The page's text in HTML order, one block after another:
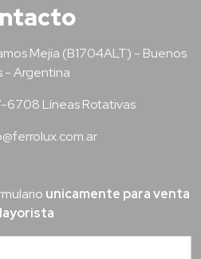
Mejía (B1704ALT) - Buenos
- Argentina
6708 Líneas Rotativas
unicamente para venta